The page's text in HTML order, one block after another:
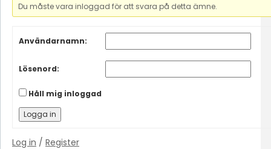
Du måste vara inloggad för att svara på detta ämne.
Användarnamn:
Lösenord:
Håll mig inloggad
Logga in
Log in / Register